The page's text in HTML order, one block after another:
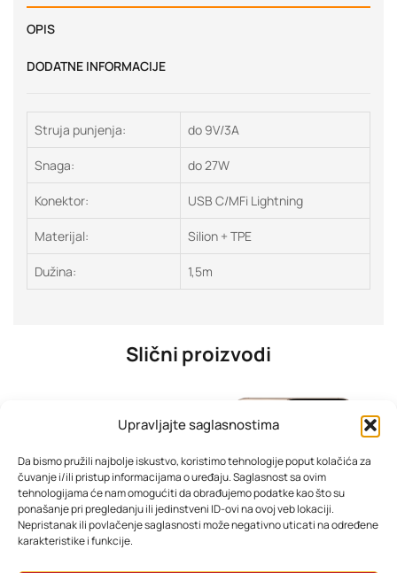
Upravljajte saglasnostima
Da bismo pružili najbolje iskustvo, koristimo tehnologije poput kolačića za
čuvanje i/ili pristup informacijama o uređaju. Saglasnost sa ovim
tehnologijama će nam omogućiti da obrađujemo podatke kao što su
ponašanje pri pregledanju ili jedinstveni ID-ovi na ovoj veb lokaciji.
Nepristanak ili povlačenje saglasnosti može negativno uticati na određene
karakteristike i funkcije.
OPIS
DODATNE INFORMACIJE
Struja punjenja: do 9V/3A
Snaga: do 27W
Konektor: USB C/MFi Lightning
Materijal: Silion + TPE
Dužina: 1,5m
Slični proizvodi